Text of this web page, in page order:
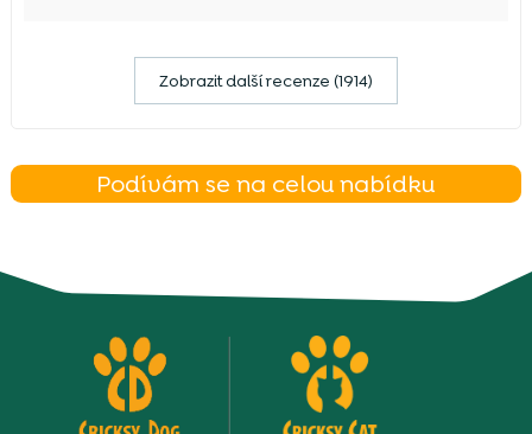
Zobrazit další recenze (1914)
Podívám se na celou nabídku